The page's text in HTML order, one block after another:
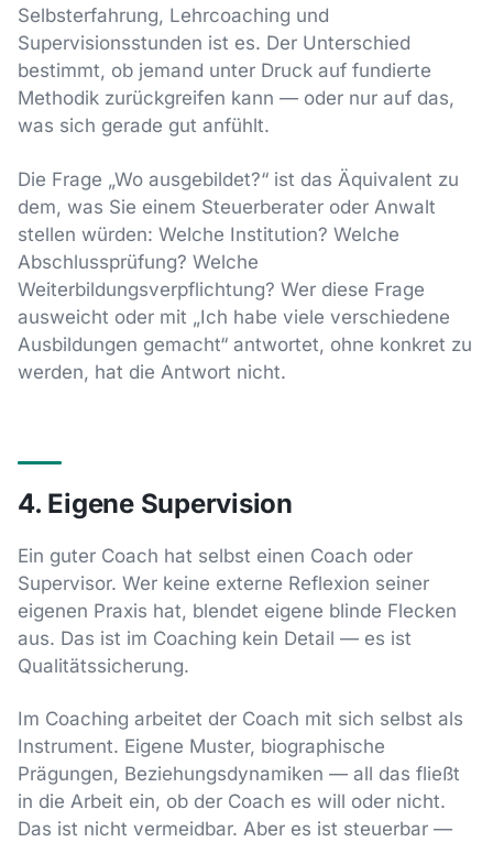
Selbsterfahrung, Lehrcoaching und
Supervisionsstunden ist es. Der Unterschied
bestimmt, ob jemand unter Druck auf fundierte
Methodik zurückgreifen kann — oder nur auf das,
was sich gerade gut anfühlt.
Die Frage „Wo ausgebildet?“ ist das Äquivalent zu
dem, was Sie einem Steuerberater oder Anwalt
stellen würden: Welche Institution? Welche
Abschlussprüfung? Welche
Weiterbildungsverpflichtung? Wer diese Frage
ausweicht oder mit „Ich habe viele verschiedene
Ausbildungen gemacht“ antwortet, ohne konkret zu
werden, hat die Antwort nicht.
4. Eigene Supervision
Ein guter Coach hat selbst einen Coach oder
Supervisor. Wer keine externe Reflexion seiner
eigenen Praxis hat, blendet eigene blinde Flecken
aus. Das ist im Coaching kein Detail — es ist
Qualitätssicherung.
Im Coaching arbeitet der Coach mit sich selbst als
Instrument. Eigene Muster, biographische
Prägungen, Beziehungsdynamiken — all das fließt
in die Arbeit ein, ob der Coach es will oder nicht.
Das ist nicht vermeidbar. Aber es ist steuerbar —